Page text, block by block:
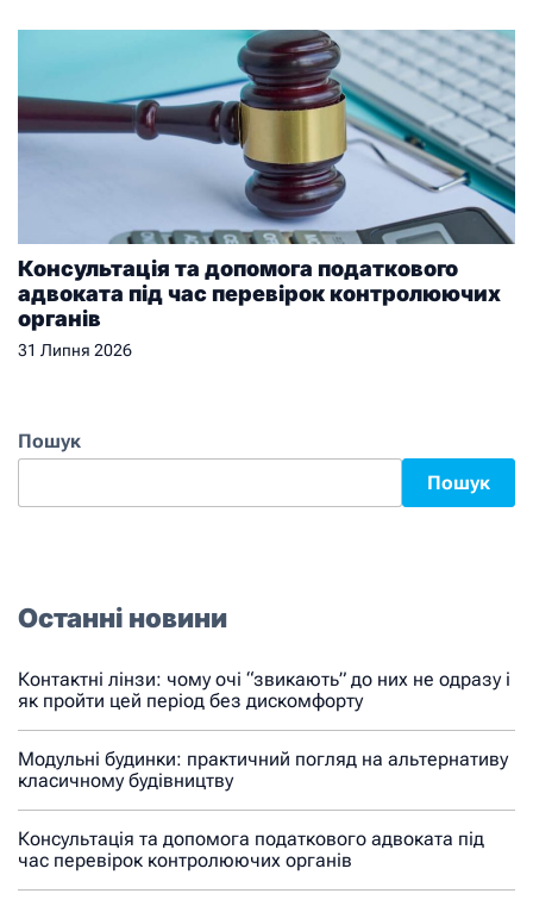
Консультація та допомога податкового
адвоката під час перевірок контролюючих
органів
31 Липня 2026
Пошук
Пошук
Останні новини
Контактні лінзи: чому очі “звикають” до них не одразу і
як пройти цей період без дискомфорту
Модульні будинки: практичний погляд на альтернативу
класичному будівництву
Консультація та допомога податкового адвоката під
час перевірок контролюючих органів